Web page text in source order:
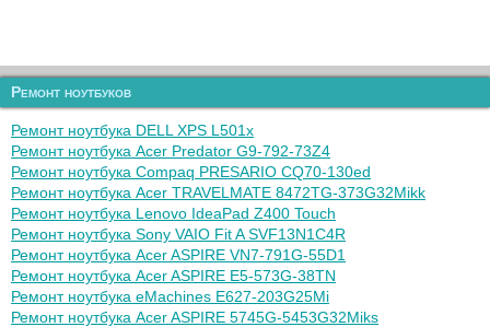
Ремонт ноутбуков
Ремонт ноутбука DELL XPS L501x
Ремонт ноутбука Acer Predator G9-792-73Z4
Ремонт ноутбука Compaq PRESARIO CQ70-130ed
Ремонт ноутбука Acer TRAVELMATE 8472TG-373G32Mikk
Ремонт ноутбука Lenovo IdeaPad Z400 Touch
Ремонт ноутбука Sony VAIO Fit A SVF13N1C4R
Ремонт ноутбука Acer ASPIRE VN7-791G-55D1
Ремонт ноутбука Acer ASPIRE E5-573G-38TN
Ремонт ноутбука eMachines E627-203G25Mi
Ремонт ноутбука Acer ASPIRE 5745G-5453G32Miks